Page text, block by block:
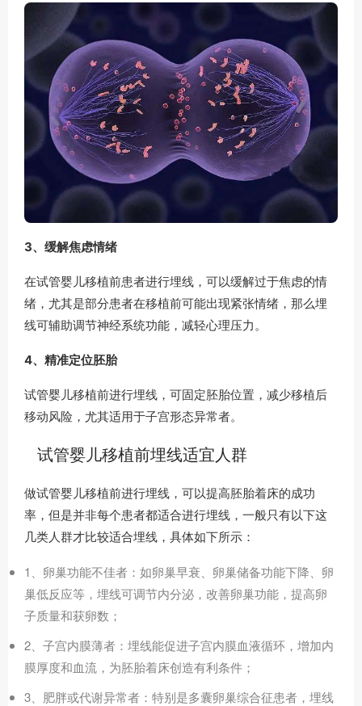
3、缓解焦虑情绪
在试管婴儿移植前患者进行埋线，可以缓解过于焦虑的情
绪，尤其是部分患者在移植前可能出现紧张情绪，那么埋
线可辅助调节神经系统功能，减轻心理压力。
4、精准定位胚胎
试管婴儿移植前进行埋线，可固定胚胎位置，减少移植后
移动风险，尤其适用于子宫形态异常者。
试管婴儿移植前埋线适宜人群
做试管婴儿移植前进行埋线，可以提高胚胎着床的成功
率，但是并非每个患者都适合进行埋线，一般只有以下这
几类人群才比较适合埋线，具体如下所示：
1、卵巢功能不佳者：如卵巢早衰、卵巢储备功能下降、卵
巢低反应等，埋线可调节内分泌，改善卵巢功能，提高卵
子质量和获卵数；
2、子宫内膜薄者：埋线能促进子宫内膜血液循环，增加内
膜厚度和血流，为胚胎着床创造有利条件；
3、肥胖或代谢异常者：特别是多囊卵巢综合征患者，埋线